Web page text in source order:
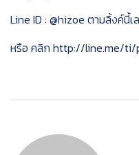
Line ID : @hizoe ตามลิ้งค์นี้เ
หรือ คลิก http://line.me/ti/